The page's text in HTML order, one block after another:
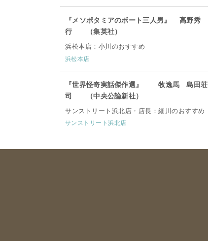
『メソポタミアのボート三人男』 高野秀
行 （集英社）
浜松本店：小川のおすすめ
浜松本店
『世界怪奇実話傑作選』 牧逸馬 島田荘
司 （中央公論新社）
サンストリート浜北店・店長：細川のおすすめ
サンストリート浜北店